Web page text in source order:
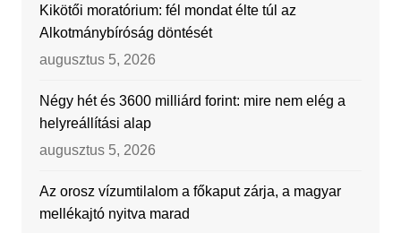
Kikötői moratórium: fél mondat élte túl az
Alkotmánybíróság döntését
augusztus 5, 2026
Négy hét és 3600 milliárd forint: mire nem elég a
helyreállítási alap
augusztus 5, 2026
Az orosz vízumtilalom a főkaput zárja, a magyar
mellékajtó nyitva marad